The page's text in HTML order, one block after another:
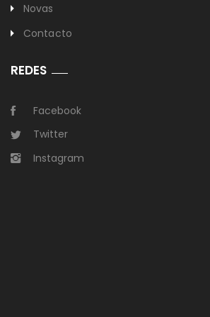
Novas
Contacto
REDES
Facebook
Twitter
Instagram